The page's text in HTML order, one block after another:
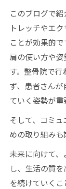
このブログで
トレッチやエ
ことが効果的
肩の使い方や
す。整骨院で
ず、患者さん
ていく姿勢が重
そして、コミ
めの取り組みも
未来に向けて
し、生活の質
を続けていくこ